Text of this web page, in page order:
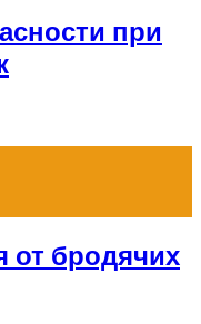
при
от бродячих